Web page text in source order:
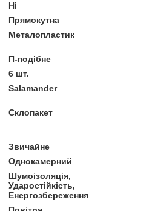
Ні
Прямокутна
Металопластик
П-подібне
6 шт.
Salamander
Склопакет
Звичайне
Однокамерний
Шумоізоляція,
Ударостійкість,
Енергозбереження